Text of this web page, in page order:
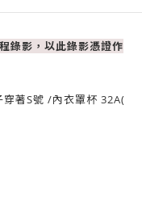
錄影，以此錄影憑證作
著S號 /內衣罩杯 32A(